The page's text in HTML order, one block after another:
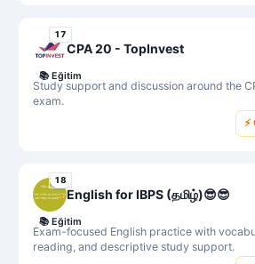
17
CPA 20 - TopInvest
Study support and discussion around the
exam.
📚 Eğitim
18
English for IBPS (தமிழ்)😎😎
Exam-focused English practice with
reading, and descriptive study support.
📚 Eğitim